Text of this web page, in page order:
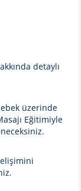
detaylı
üzerinde
Eğitimiyle